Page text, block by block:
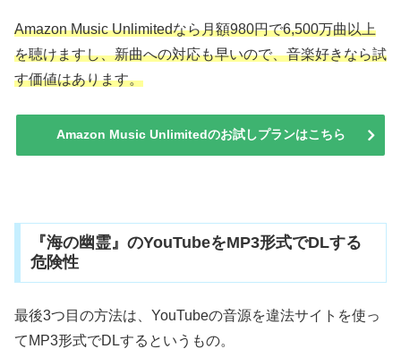
Amazon Music Unlimitedなら月額980円で6,500万曲以上
を聴けますし、新曲への対応も早いので、音楽好きなら試
す価値はあります。
Amazon Music Unlimitedのお試しプランはこちら
『海の幽霊』のYouTubeをMP3形式でDLする
危険性
最後3つ目の方法は、YouTubeの音源を違法サイトを使っ
てMP3形式でDLするというもの。